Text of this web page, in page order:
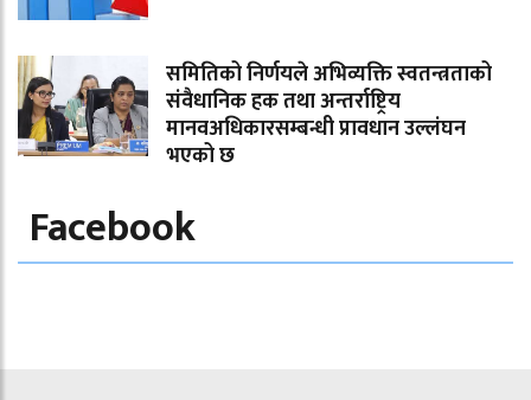
समितिको निर्णयले अभिव्यक्ति स्वतन्त्रताको
संवैधानिक हक तथा अन्तर्राष्ट्रिय
मानवअधिकारसम्बन्धी प्रावधान उल्लंघन
भएको छ
Facebook